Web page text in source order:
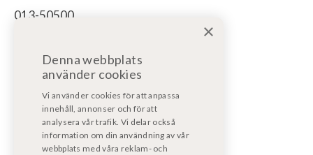
013-50500
bodelsverkstad@fritidsfordonost.se
För motorservice/reparation:
motorverkstad@kpmf.nu
För garantiärenden:
×
Denna webbplats
använder cookies
Vi använder cookies för att anpassa
innehåll, annonser och för att
analysera vår trafik. Vi delar också
information om din användning av vår
webbplats med våra reklam- och